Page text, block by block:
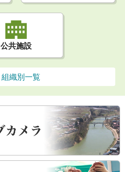
公共施設
組織別一覧